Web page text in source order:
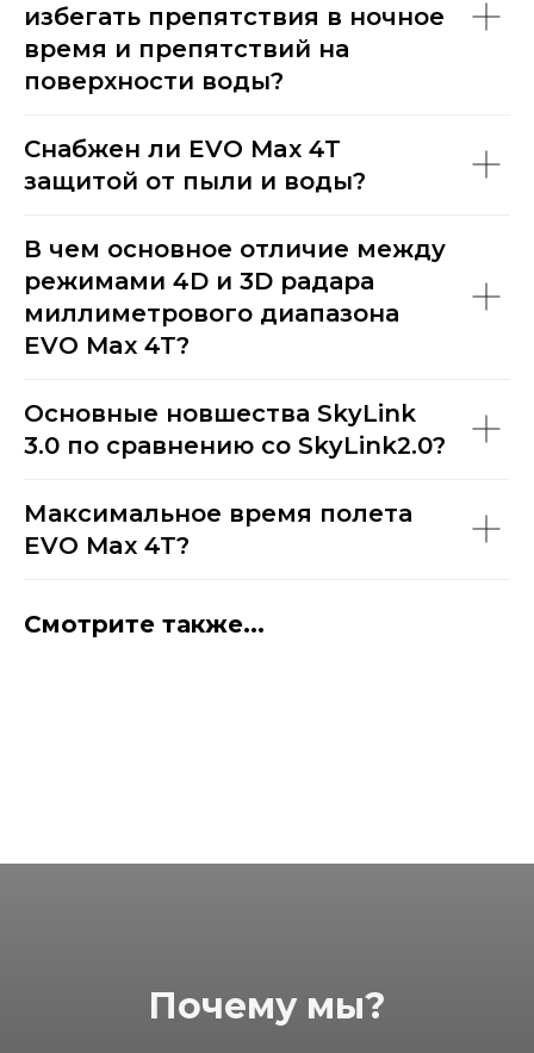
избегать препятствия в ночное
время и препятствий на
поверхности воды?
Снабжен ли EVO Max 4T
защитой от пыли и воды?
В чем основное отличие между
режимами 4D и 3D радара
миллиметрового диапазона
EVO Max 4T?
Основные новшества SkyLink
3.0 по сравнению со SkyLink2.0?
Максимальное время полета
EVO Max 4T?
Смотрите также...
Почему мы?